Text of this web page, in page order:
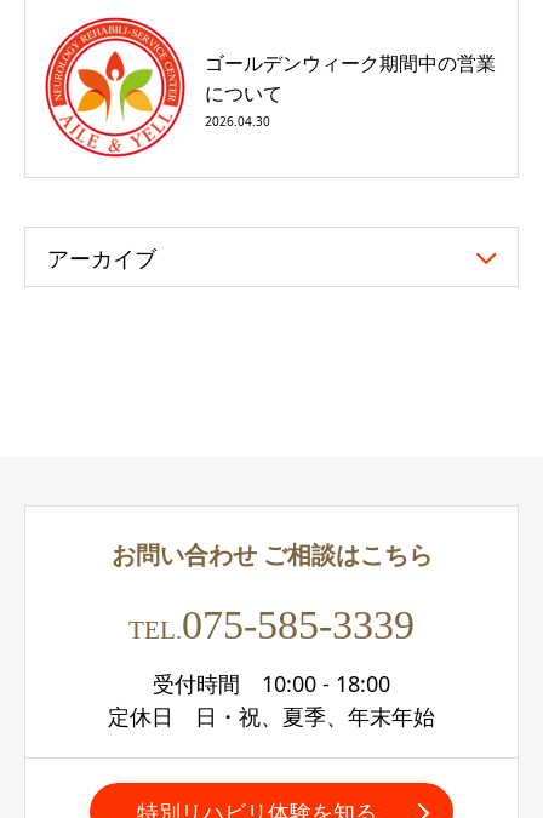
ゴールデンウィーク期間中の営業
について
2026.04.30
アーカイブ
お問い合わせご相談はこちら
TEL.075-585-3339
受付時間 10:00 - 18:00
定休日 日・祝、夏季、年末年始